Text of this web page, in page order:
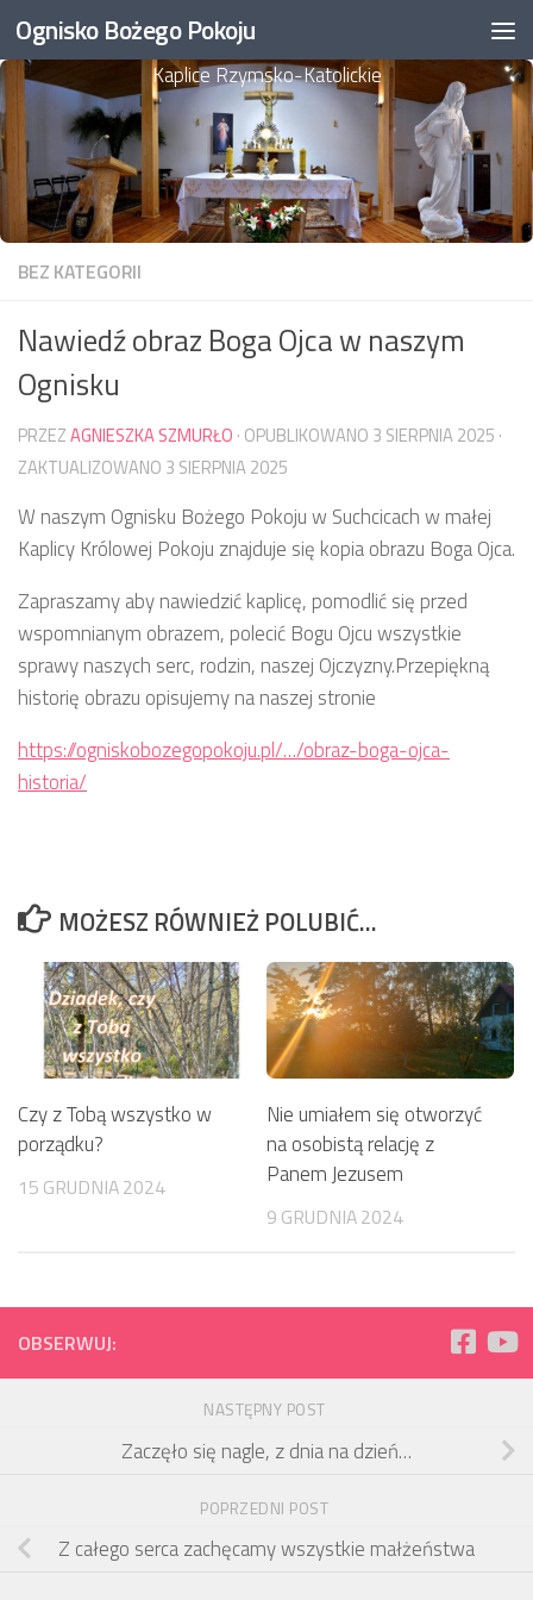
Przejdź do treści
Ognisko Bożego Pokoju
Kaplice Rzymsko-Katolickie
BEZ KATEGORII
Nawiedź obraz Boga Ojca w naszym
Ognisku
PRZEZAGNIESZKA SZMURŁO · OPUBLIKOWANO 3 SIERPNIA 2025 ·
ZAKTUALIZOWANO 3 SIERPNIA 2025
W naszym Ognisku Bożego Pokoju w Suchcicach w małej
Kaplicy Królowej Pokoju znajduje się kopia obrazu Boga Ojca.
Zapraszamy aby nawiedzić kaplicę, pomodlić się przed
wspomnianym obrazem, polecić Bogu Ojcu wszystkie
sprawy naszych serc, rodzin, naszej Ojczyzny.Przepiękną
historię obrazu opisujemy na naszej stronie
https://ogniskobozegopokoju.pl/…/obraz-boga-ojca-
historia/
MOŻESZ RÓWNIEŻ POLUBIĆ…
Czy z Tobą wszystko w
porządku?
15 GRUDNIA 2024
Nie umiałem się otworzyć
na osobistą relację z
Panem Jezusem
9 GRUDNIA 2024
OBSERWUJ:
NASTĘPNY POST
Zaczęło się nagle, z dnia na dzień…
POPRZEDNI POST
Z całego serca zachęcamy wszystkie małżeństwa